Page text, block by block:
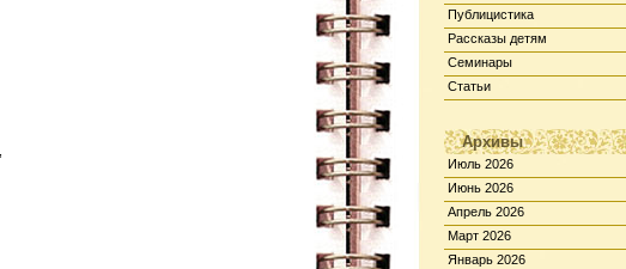
Публицистика
Рассказы детям
Семинары
Статьи
Архивы
Июль 2026
Июнь 2026
Апрель 2026
Март 2026
Январь 2026